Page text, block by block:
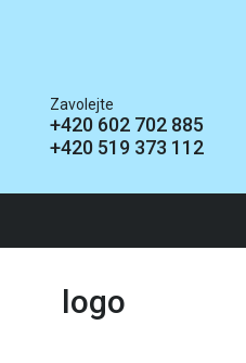
Zavolejte
+420 602 702 885
+420 519 373 112
logo